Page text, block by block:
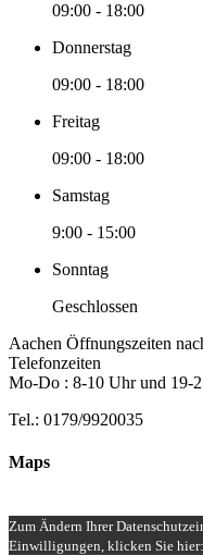
09:00 - 18:00
Donnerstag
09:00 - 18:00
Freitag
09:00 - 18:00
Samstag
9:00 - 15:00
Sonntag
Geschlossen
Aachen Öffnungszeiten
Telefonzeiten
Mo-Do : 8-10 Uhr und 19-
Tel.: 0179/9920035
Maps
Zum Ändern Ihrer
Einwilligungen, klicken Sie hier: